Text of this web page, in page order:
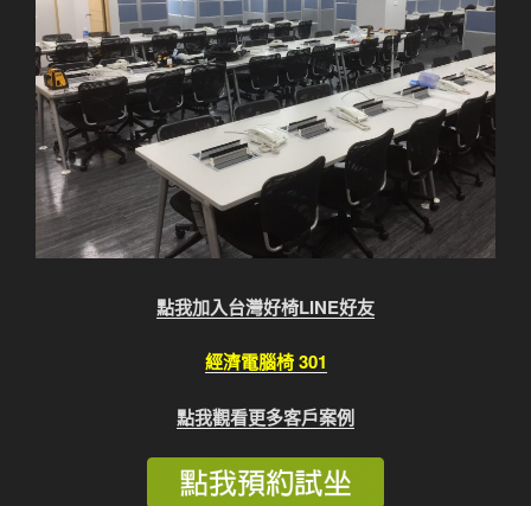
點我加入台灣好椅LINE好友
經濟電腦椅 301
點我觀看更多客戶案例